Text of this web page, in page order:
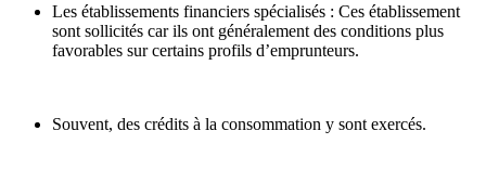
Les établissements financiers spécialisés : Ces établissement
sont sollicités car ils ont généralement des conditions plus
favorables sur certains profils d’emprunteurs.
Souvent, des crédits à la consommation y sont exercés.